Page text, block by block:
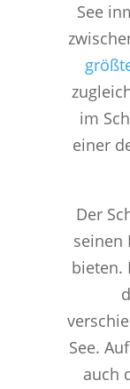
See
im
einer
Der
seinen
bieten.
See.
auch